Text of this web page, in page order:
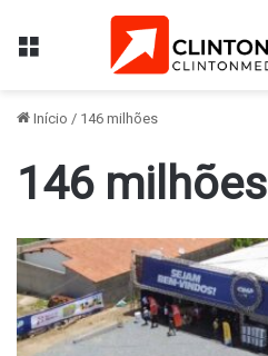
Menu
Início / 146 milhões
146 milhões